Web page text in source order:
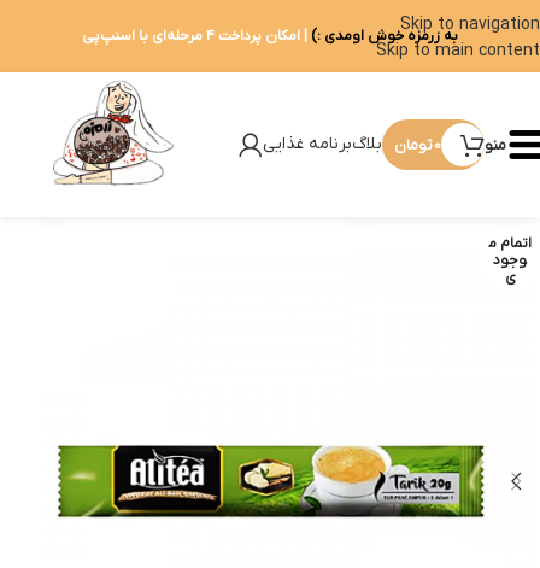
Skip to navigation
Skip to main content
به زرمزه خوش اومدی :) | امکان پرداخت ۴ مرحله‌ای با اسنپ‌پی
منو 0تومان بلاگبرنامه غذایی
اتمام م
وجود
ی